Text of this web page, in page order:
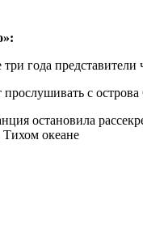
года
с
остановила
Тихом океане